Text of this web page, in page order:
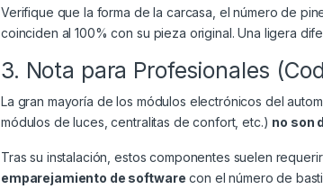
Verifique que la forma de la carcasa, el número de
coinciden al 100% con su pieza original. Una ligera
3. Nota para Profesionales
La gran mayoría de los módulos electrónicos del
módulos de luces, centralitas de confort, etc.) no son
Tras su instalación, estos componentes suelen
emparejamiento de software con el número de